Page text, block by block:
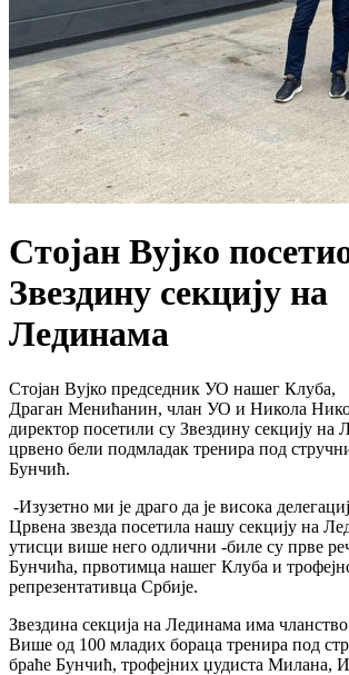
Стојан Вујко
Звездину секцију на
Лединама
Стојан Вујко председник УО нашег Клуба,
Драган Менићанин, члан УО и Никола
директор посетили су Звездину секцију на
црвено бели подмладак тренира под
Бунчић.
-Изузетно ми је драго да је висока
Црвена звезда посетила нашу секцију на
утисци више него одлични -биле су прве
Бунчића, првотимца нашег Клуба и
репрезентативца Србије.
Звездина секција на Лединама има чланство
Више од 100 младих бораца тренира под
браће Бунчић, трофејних џудиста Милана,